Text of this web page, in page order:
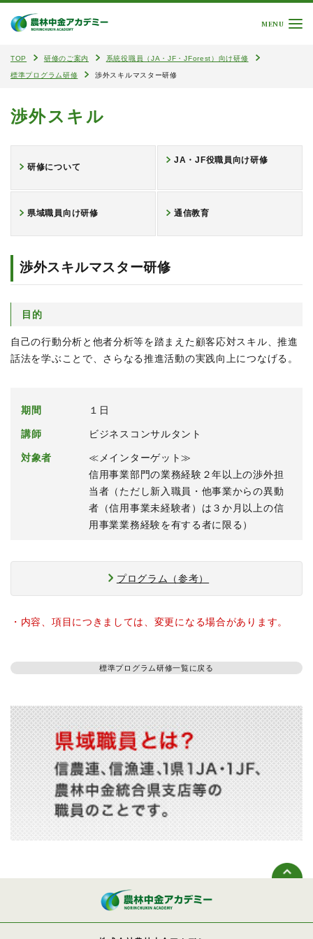
MENU
TOP 研修のご案内 系統役職員（JA・JF・JForest）向け研修
標準プログラム研修 渉外スキルマスター研修
渉外スキル
研修について
JA・JF役職員向け研修
県域職員向け研修 通信教育
渉外スキルマスター研修
目的
自己の行動分析と他者分析等を踏まえた顧客応対スキル、推進
話法を学ぶことで、さらなる推進活動の実践向上につなげる。
期間 １日
講師 ビジネスコンサルタント
対象者
≪メインターゲット≫
信用事業部門の業務経験２年以上の渉外担
当者（ただし新入職員・他事業からの異動
者（信用事業未経験者）は３か月以上の信
用事業業務経験を有する者に限る）
プログラム（参考）
・内容、項目につきましては、変更になる場合があります。
標準プログラム研修一覧に戻る